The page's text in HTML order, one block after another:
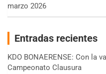
marzo 2026
Entradas recientes
KDO BONAERENSE: Con la
Campeonato Clausura